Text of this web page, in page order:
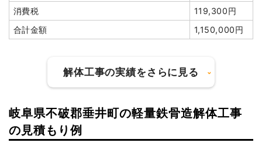
消費税
119,300円
合計金額
1,150,000円
解体工事の実績をさらに見る
建物の種類/構造
岐阜県不破郡垂井町の軽量鉄骨造解体工事
の見積もり例